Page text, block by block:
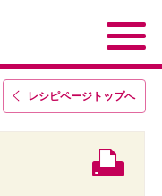
レシピページトップへ